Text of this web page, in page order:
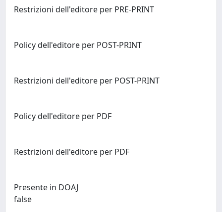
Restrizioni dell'editore per PRE-PRINT
Policy dell'editore per POST-PRINT
Restrizioni dell'editore per POST-PRINT
Policy dell'editore per PDF
Restrizioni dell'editore per PDF
Presente in DOAJ